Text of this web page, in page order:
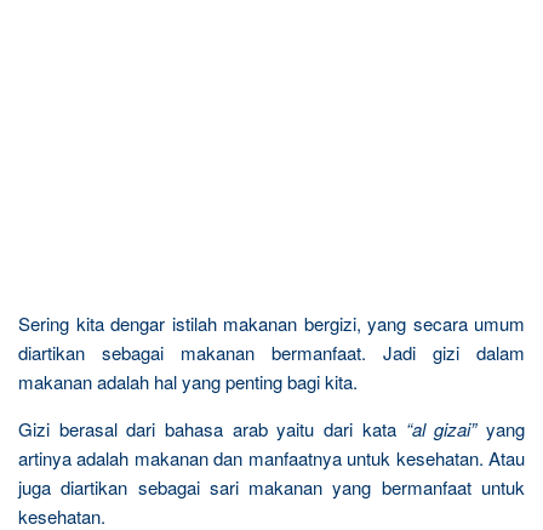
Sering kita dengar istilah makanan bergizi, yang secara umum
diartikan sebagai makanan bermanfaat. Jadi gizi dalam
makanan adalah hal yang penting bagi kita.
Gizi berasal dari bahasa arab yaitu dari kata “al gizai”yang
artinya adalah makanan dan manfaatnya untuk kesehatan. Atau
juga diartikan sebagai sari makanan yang bermanfaat untuk
kesehatan.